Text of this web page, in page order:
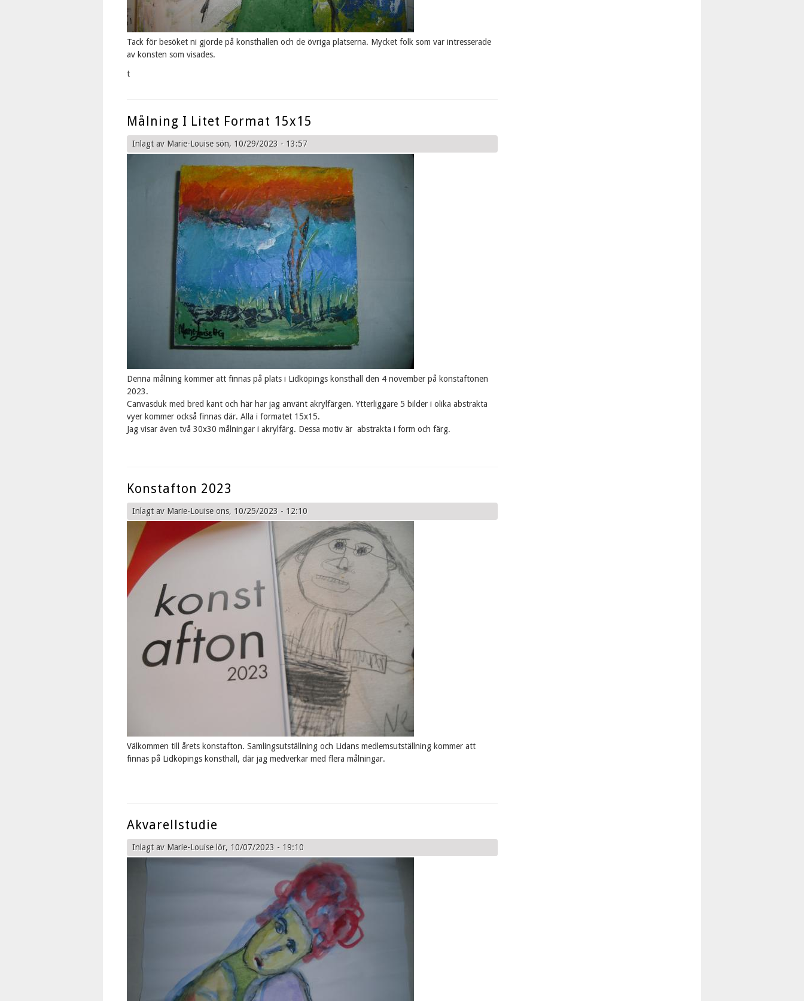
Tack för besöket ni gjorde på konsthallen och de övriga platserna. Mycket folk som var intresserade
av konsten som visades.
t
Målning I Litet Format 15x15
Inlagt av Marie-Louisesön, 10/29/2023 - 13:57
Denna målning kommer att finnas på plats i Lidköpings konsthall den 4 november på konstaftonen
2023.
Canvasduk med bred kant och här har jag använt akrylfärgen. Ytterliggare 5 bilder i olika abstrakta
vyer kommer också finnas där. Alla i formatet 15x15.
Jag visar även två 30x30 målningar i akrylfärg. Dessa motiv är abstrakta i form och färg.
Konstafton 2023
Inlagt av Marie-Louiseons, 10/25/2023 - 12:10
Välkommen till årets konstafton. Samlingsutställning och Lidans medlemsutställning kommer att
finnas på Lidköpings konsthall, där jag medverkar med flera målningar.
Akvarellstudie
Inlagt av Marie-Louiselör, 10/07/2023 - 19:10